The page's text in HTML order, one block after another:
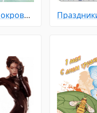
Праздники - С Покровом Пресвятой Богородицы